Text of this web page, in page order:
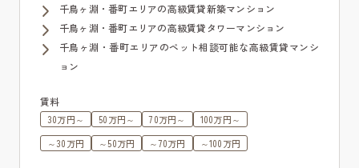
千鳥ヶ淵・番町エリアの高級賃貸新築マンション
千鳥ヶ淵・番町エリアの高級賃貸タワーマンション
千鳥ヶ淵・番町エリアのペット相談可能な高級賃貸マンシ
ョン
賃料
30万円～ 50万円～ 70万円～
100万円～
～30万円
～50万円 ～70万円 ～100万円